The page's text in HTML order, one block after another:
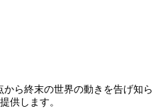
から終末の世界の動きを告げ知ら
供します。